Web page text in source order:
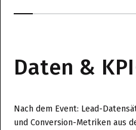
Daten &
Nach dem Event: Lead-
und Conversion-Metriken aus